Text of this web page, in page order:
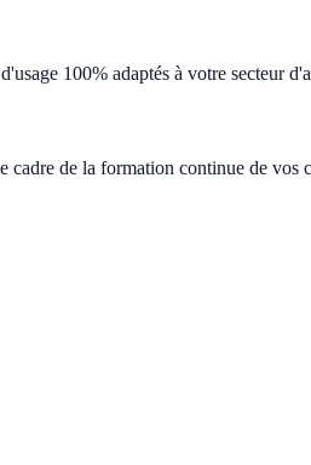
100% adaptés à votre secteur
cadre de la formation continue de vos